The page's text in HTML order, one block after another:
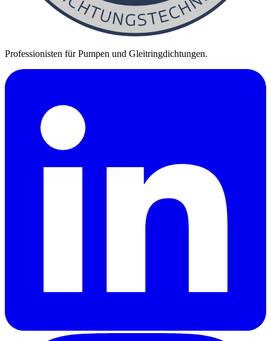
Professionisten für Pumpen und Gleitringdichtungen.